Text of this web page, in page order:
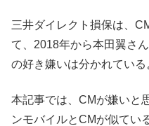
三井ダイレクト損保は、
て、2018年から本田翼さ
の好き嫌いは分かれている
本記事では、CMが嫌いと
ンモバイルとCMが似てい